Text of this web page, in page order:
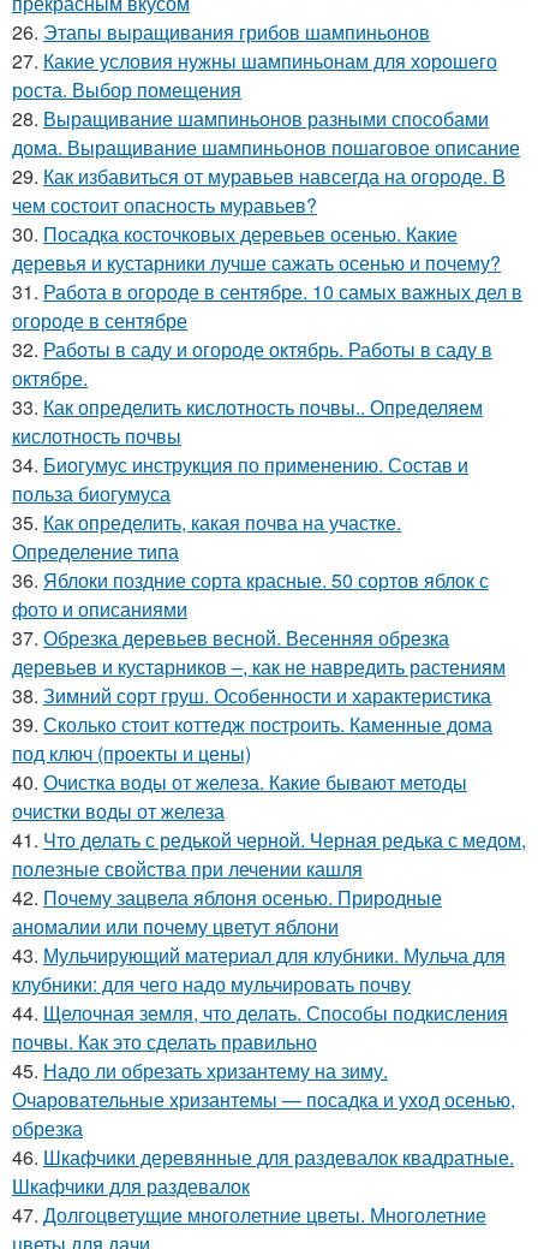
26. Этапы выращивания грибов шампиньонов
27. Какие условия нужны шампиньонам для хорошего
роста. Выбор помещения
28. Выращивание шампиньонов разными способами
дома. Выращивание шампиньонов пошаговое описание
29. Как избавиться от муравьев навсегда на огороде. В
чем состоит опасность муравьев?
30. Посадка косточковых деревьев осенью. Какие
деревья и кустарники лучше сажать осенью и почему?
31. Работа в огороде в сентябре. 10 самых важных дел в
огороде в сентябре
32. Работы в саду и огороде октябрь. Работы в саду в
октябре.
33. Как определить кислотность почвы.. Определяем
кислотность почвы
34. Биогумус инструкция по применению. Состав и
польза биогумуса
35. Как определить, какая почва на участке.
Определение типа
36. Яблоки поздние сорта красные. 50 сортов яблок с
фото и описаниями
37. Обрезка деревьев весной. Весенняя обрезка
деревьев и кустарников –, как не навредить растениям
38. Зимний сорт груш. Особенности и характеристика
39. Сколько стоит коттедж построить. Каменные дома
под ключ (проекты и цены)
40. Очистка воды от железа. Какие бывают методы
очистки воды от железа
41. Что делать с редькой черной. Черная редька с медом,
полезные свойства при лечении кашля
42. Почему зацвела яблоня осенью. Природные
аномалии или почему цветут яблони
43. Мульчирующий материал для клубники. Мульча для
клубники: для чего надо мульчировать почву
44. Щелочная земля, что делать. Способы подкисления
почвы. Как это сделать правильно
45. Надо ли обрезать хризантему на зиму.
Очаровательные хризантемы — посадка и уход осенью,
обрезка
46. Шкафчики деревянные для раздевалок квадратные.
Шкафчики для раздевалок
47. Долгоцветущие многолетние цветы. Многолетние